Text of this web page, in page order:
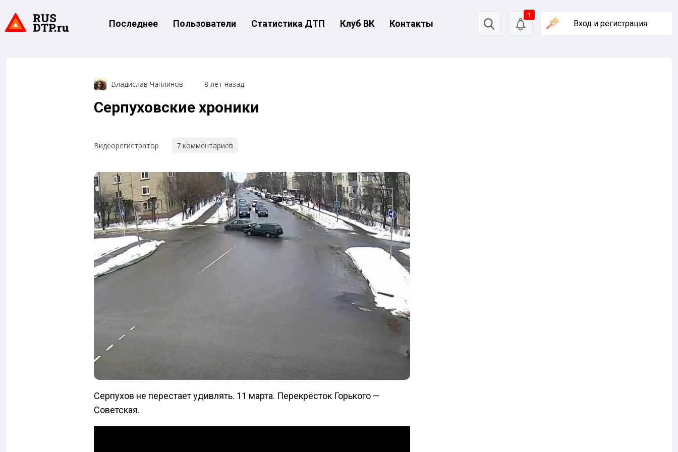
Последнее Пользователи Статистика ДТП Клуб ВК Контакты
1
Вход и регистрация
Владислав Чаплинов 8 лет назад
Серпуховские хроники
Видеорегистратор 7 комментариев
Серпухов не перестает удивлять. 11 марта. Перекрёсток Горького —
Советская.